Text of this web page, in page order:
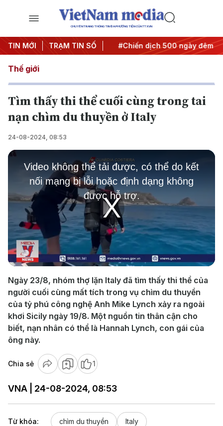
CHUYÊN TRANG THÔNG TIN ĐA PHƯƠNG TIỆN CỦA TTXVN
TIN MỚI TRẠM TIN SỐ
quyết thành hành động #Chiến dịch 500 ngày đêm
Thế giới
Tìm thấy thi thể cuối cùng trong tai
nạn chìm du thuyền ở Italy
24-08-2024, 08:53
Play
Video
This
window.
Video không thể tải được, có thể do kết
nối mạng bị lỗi hoặc định dạng không
được hỗ trợ.
Ngày 23/8, nhóm thợ lặn Italy đã tìm thấy thi thể của
người cuối cùng mất tích trong vụ chìm du thuyền
của tỷ phú công nghệ Anh Mike Lynch xảy ra ngoài
khơi Sicily ngày 19/8. Một nguồn tin thân cận cho
biết, nạn nhân có thể là Hannah Lynch, con gái của
ông này.
Chia sẻ 1
VNA | 24-08-2024, 08:53
Từ khóa: chìm du thuyền Italy